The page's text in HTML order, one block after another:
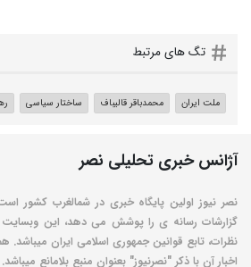
تگ های مرتبط
ملت ایران محمدباقر قالیباف ساختار سیاسی
آژانس خبری تحلیلی نصر
نصر نیوز اولین پایگاه خبری در شمالغرب کشور
گزارشات رسانه ی را پوشش می دهد، این وبسایت
نظرات، تابع قوانین جمهوری اسلامی ایران میباشد.
اخبار آن با ذکر "نصرنیوز" بعنوان منبع بلامانع میباشد.